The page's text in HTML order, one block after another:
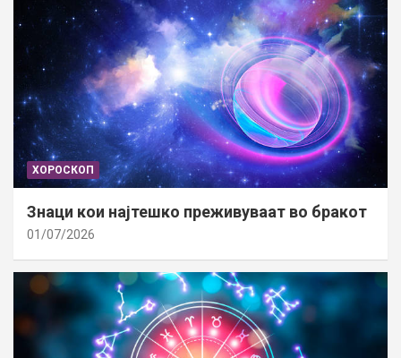
ХОРОСКОП
Знаци кои најтешко преживуваат во бракот
01/07/2026